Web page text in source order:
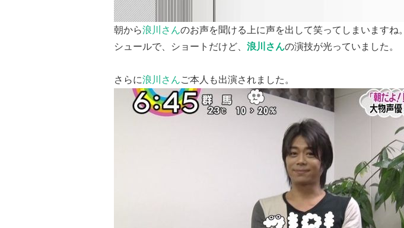
朝から浪川さんのお声を聞ける上に声を出して笑ってしまいますね。
シュールで、ショートだけど、 浪川さんの演技が光っていました。
さらに浪川さんご本人も出演されました。